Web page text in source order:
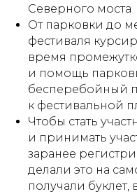
Северного моста
От парковки до
фестиваля
время
и помощь
бесперебойный
к фестивальной
Чтобы стать
и принимать
заранее
делали это на
получали